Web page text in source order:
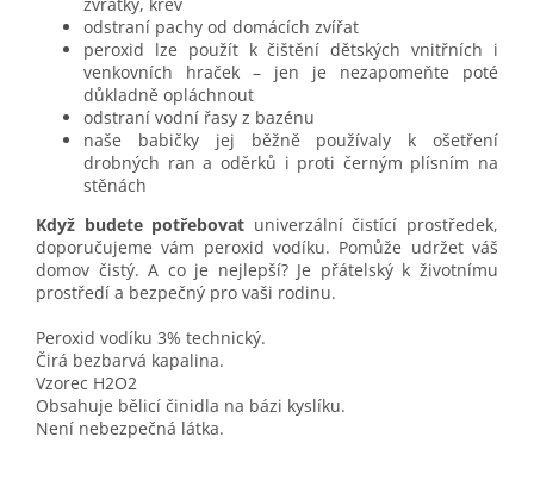
odstraní pachy od domácích zvířat
peroxid lze použít k čištění dětských vnitřních i
venkovních hraček – jen je nezapomeňte poté
důkladně opláchnout
odstraní vodní řasy z bazénu
naše babičky jej běžně používaly k ošetření
drobných ran a oděrků i proti černým plísním na
stěnách
Když budete potřebovat univerzální čistící prostředek,
doporučujeme vám peroxid vodíku. Pomůže udržet váš
domov čistý. A co je nejlepší? Je přátelský k životnímu
prostředí a bezpečný pro vaši rodinu.
Peroxid vodíku 3% technický.
Čirá bezbarvá kapalina.
Vzorec H2O2
Obsahuje bělicí činidla na bázi kyslíku.
Není nebezpečná látka.